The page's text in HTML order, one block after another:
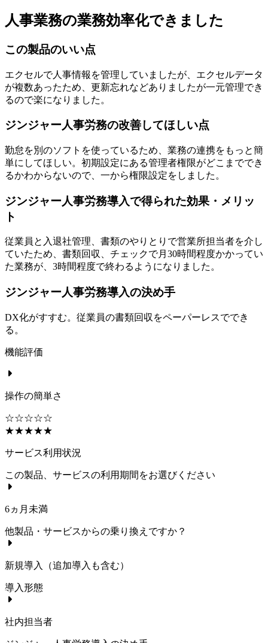
人事業務の業務効率化できました
この製品のいい点
エクセルで人事情報を管理していましたが、エクセルデータ
が複数あったため、更新忘れなどありましたが一元管理でき
るので楽になりました。
ジンジャー人事労務の改善してほしい点
勤怠を別のソフトを使っているため、業務の連携をもっと簡
単にしてほしい。初期設定にある管理者権限がどこまででき
るかわからないので、一から権限設定をしました。
ジンジャー人事労務導入で得られた効果・メリッ
ト
従業員と入退社管理、書類のやりとりで営業所担当者を介し
ていたため、書類回収、チェックで月30時間程度かかってい
た業務が、3時間程度で終わるようになりました。
ジンジャー人事労務導入の決め手
DX化がすすむ。従業員の書類回収をペーパーレスででき
る。
機能評価
操作の簡単さ
☆☆☆☆☆
★★★★★
サービス利用状況
この製品、サービスの利用期間をお選びください
6ヵ月未満
他製品・サービスからの乗り換えですか？
新規導入（追加導入も含む）
導入形態
社内担当者